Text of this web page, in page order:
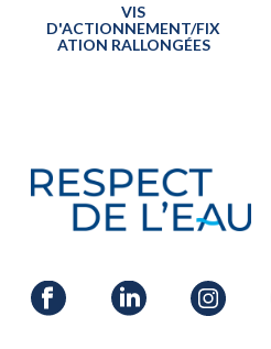
VIS
D'ACTIONNEMENT/FIX
ATION RALLONGÉES